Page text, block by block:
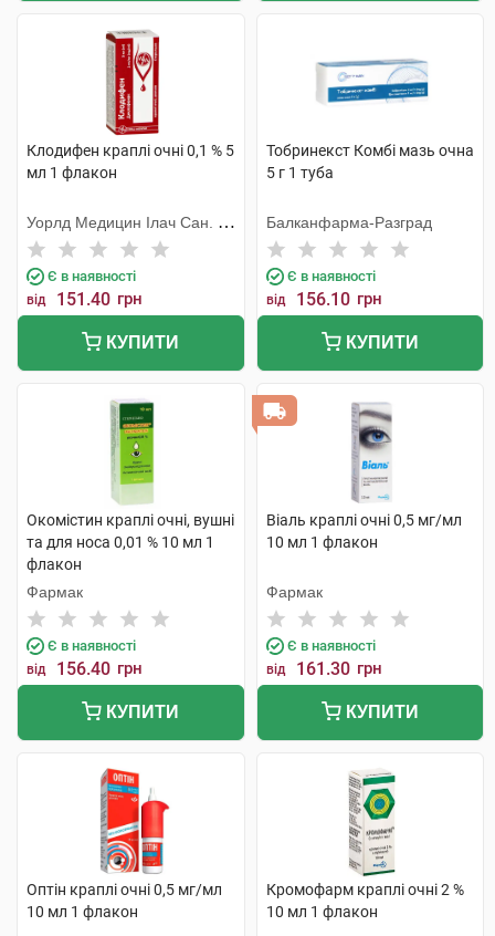
Клодифен краплі очні 0,1 % 5
мл 1 флакон
Уорлд Медицин Ілач Сан. Ве
Тідж
Є в наявності
від 151.40 грн
КУПИТИ
Тобринекст Комбі мазь очна
5 г 1 туба
Балканфарма-Разград
Є в наявності
від 156.10 грн
КУПИТИ
Окомістин краплі очні, вушні
та для носа 0,01 % 10 мл 1
флакон
Фармак
Є в наявності
від 156.40 грн
КУПИТИ
Віаль краплі очні 0,5 мг/мл
10 мл 1 флакон
Фармак
Є в наявності
від 161.30 грн
КУПИТИ
Оптін краплі очні 0,5 мг/мл
10 мл 1 флакон
Кромофарм краплі очні 2 %
10 мл 1 флакон